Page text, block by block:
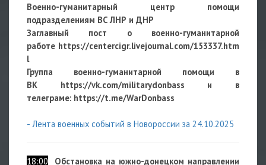
Военно-гуманитарный центр помощи
подразделениям ВС ЛНР и ДНР
Заглавный пост о военно-гуманитарной
работе https://centercigr.livejournal.com/153337.htm
l
Группа военно-гуманитарной помощи в
ВК https://vk.com/militarydonbass и в
телеграме: https://t.me/WarDonbass
- Лента военных событий в Новороссии за 24.10.2025
18:00
Обстановка на южно-донецком направлении